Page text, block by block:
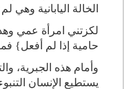
الخالة اليابانية
لكزتني امرأة عمي
حامية إذا لم أفعل}
وأمام هذه الجبرية،
يستطيع الإنسان